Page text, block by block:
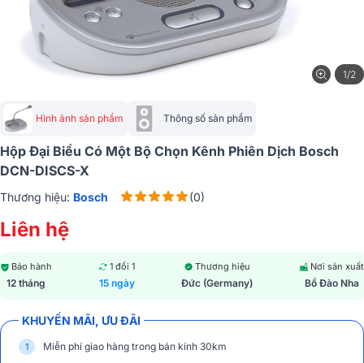
1/2
Hình ảnh sản phẩm Thông số sản phẩm
Hộp Đại Biểu Có Một Bộ Chọn Kênh Phiên Dịch Bosch
DCN-DISCS-X
Thương hiệu: Bosch (0)
Liên hệ
Bảo hành
12 tháng
1 đổi 1
15 ngày
Thương hiệu
Đức (Germany)
Nơi sản xuất
Bồ Đào Nha
KHUYẾN MÃI, ƯU ĐÃI
Miễn phí giao hàng trong bán kính 30km